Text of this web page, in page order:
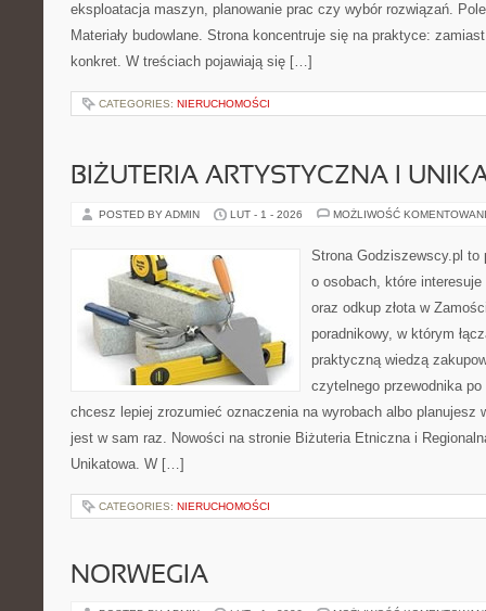
eksploatacja maszyn, planowanie prac czy wybór rozwiązań.
Materiały budowlane. Strona koncentruje się na praktyce:
konkret. W treściach pojawiają się […]
CATEGORIES: NIERUCHOMOŚCI
BIŻUTERIA ARTYSTYCZNA I
POSTED BY ADMIN LUT - 1 - 2026 MOŻLIWOŚĆ
Strona Godziszewscy.pl
o osobach, które
oraz odkup złota w
poradnikowy, w którym
praktyczną wiedzą
czytelnego przewodnika
chcesz lepiej zrozumieć oznaczenia na wyrobach albo planujesz
jest w sam raz. Nowości na stronie Biżuteria Etniczna i
Unikatowa. W […]
CATEGORIES: NIERUCHOMOŚCI
NORWEGIA